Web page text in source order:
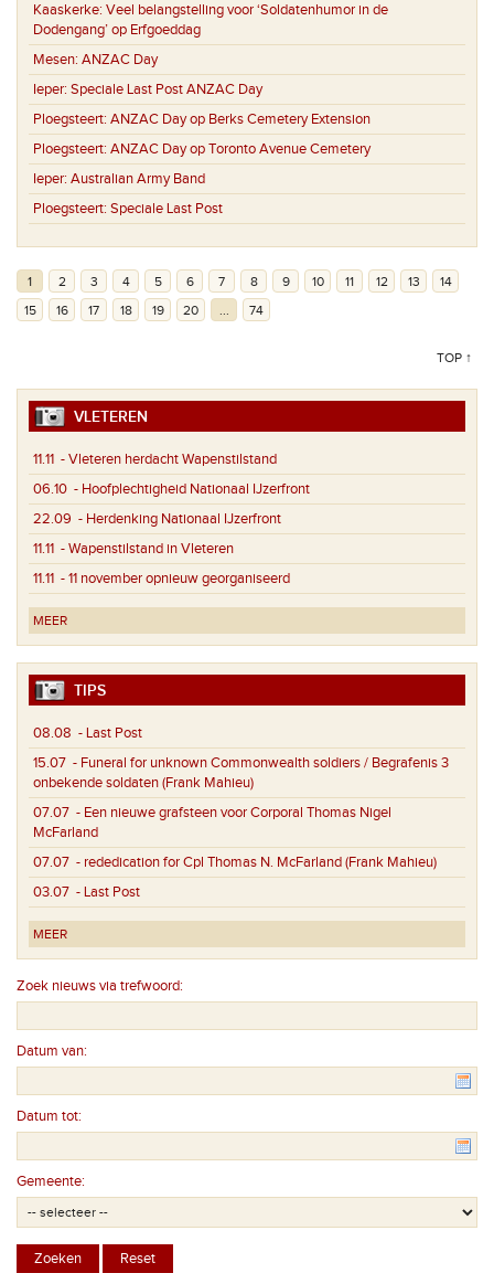
Kaaskerke: Veel belangstelling voor ‘Soldatenhumor in de
Dodengang’ op Erfgoeddag
Mesen: ANZAC Day
Ieper: Speciale Last Post ANZAC Day
Ploegsteert: ANZAC Day op Berks Cemetery Extension
Ploegsteert: ANZAC Day op Toronto Avenue Cemetery
Ieper: Australian Army Band
Ploegsteert: Speciale Last Post
1 2 3 4 5 6 7 8 9 10 11 12 13
14
15
16 17 18 19 20 ... 74
TOP ↑
VLETEREN
11.11 - Vleteren herdacht Wapenstilstand
06.10 - Hoofplechtigheid Nationaal IJzerfront
22.09 - Herdenking Nationaal IJzerfront
11.11 - Wapenstilstand in Vleteren
11.11 - 11 november opnieuw georganiseerd
MEER
TIPS
08.08 - Last Post
15.07 - Funeral for unknown Commonwealth soldiers / Begrafenis 3
onbekende soldaten (Frank Mahieu)
07.07 - Een nieuwe grafsteen voor Corporal Thomas Nigel
McFarland
07.07 - rededication for Cpl Thomas N. McFarland (Frank Mahieu)
03.07 - Last Post
MEER
Zoek nieuws via trefwoord:
Datum van:
Datum tot:
Gemeente: